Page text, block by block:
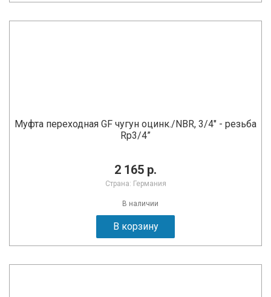
Муфта переходная GF чугун оцинк./NBR, 3/4" - резьба
Rp3/4”
2 165 р.
Страна: Германия
В наличии
В корзину